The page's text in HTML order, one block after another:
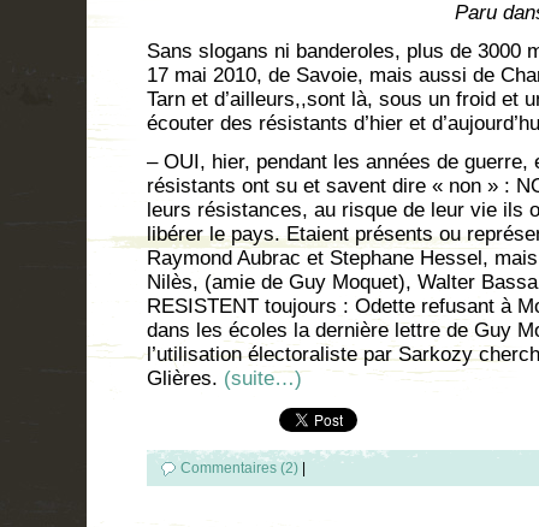
Paru
Sans slogans ni banderoles, plus de 3000
17 mai 2010, de Savoie, mais aussi de
Tarn et d’ailleurs,,sont là, sous un froid et
écouter des résistants d’hier et
– OUI, hier, pendant les années de guerre,
résistants ont su et savent dire « non » :
leurs résistances, au risque de leur vie ils
libérer le pays. Etaient présents ou
Raymond Aubrac et Stephane Hessel,
Nilès, (amie de Guy Moquet), Walter
RESISTENT toujours : Odette refusant à
dans les écoles la dernière lettre de Guy
l’utilisation électoraliste par Sarkozy
Glières. (suite…)
Commentaires (2)